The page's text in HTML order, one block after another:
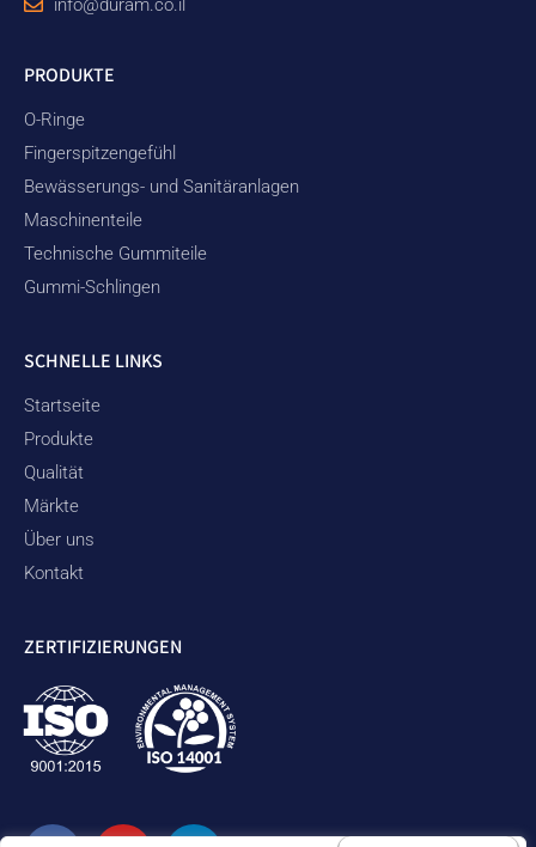
info@duram.co.il
PRODUKTE
O-Ringe
Fingerspitzengefühl
Bewässerungs- und Sanitäranlagen
Maschinenteile
Technische Gummiteile
Gummi-Schlingen
SCHNELLE LINKS
Startseite
Produkte
Qualität
Märkte
Über uns
Kontakt
ZERTIFIZIERUNGEN